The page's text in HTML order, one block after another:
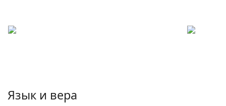
Язык и вера